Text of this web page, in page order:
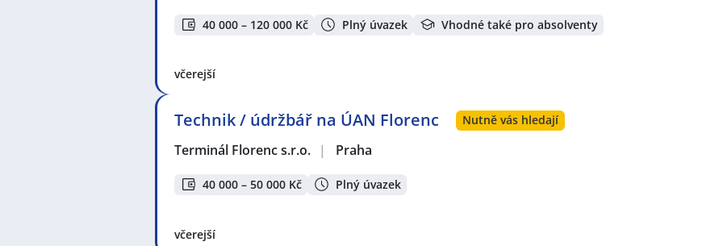
40 000 – 120 000 Kč Plný úvazek Vhodné také pro absolventy
včerejší
Technik / údržbář na ÚAN Florenc Nutně vás hledají
Terminál Florenc s.r.o. | Praha
40 000 – 50 000 Kč Plný úvazek
včerejší